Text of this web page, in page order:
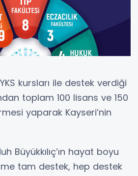
kursları ile destek verdiği
toplam 100 lisans ve 150
yaparak Kayseri’nin
Büyükkılıç’ın hayat boyu
tam destek, hep destek